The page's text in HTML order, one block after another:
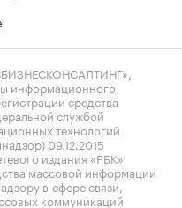
информационного
средства
службой
технологий
09.12.2015
издания «РБК»
массовой информации
в сфере связи,
коммуникаций